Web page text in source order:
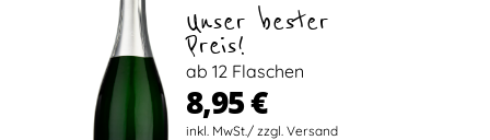
Unser bester
Preis!
ab 12 Flaschen
8,95 €